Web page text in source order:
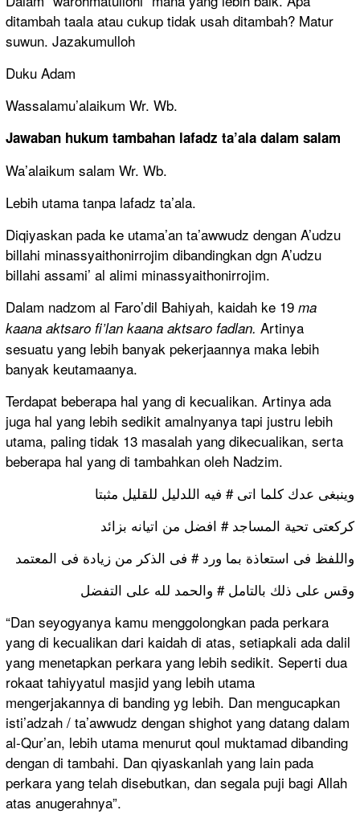
ditambah taala atau cukup tidak usah ditambah? Matur
suwun. Jazakumulloh
Duku Adam
Wassalamu’alaikum Wr. Wb.
Jawaban hukum tambahan lafadz ta’ala dalam salam
Wa’alaikum salam Wr. Wb.
Lebih utama tanpa lafadz ta’ala.
Diqiyaskan pada ke utama’an ta’awwudz dengan A’udzu
billahi minassyaithonirrojim dibandingkan dgn A’udzu
billahi assami’ al alimi minassyaithonirrojim.
Dalam nadzom al Faro’dil Bahiyah, kaidah ke 19 ma
kaana aktsaro fi’lan kaana aktsaro fadlan. Artinya
sesuatu yang lebih banyak pekerjaannya maka lebih
banyak keutamaanya.
Terdapat beberapa hal yang di kecualikan. Artinya ada
juga hal yang lebih sedikit amalnyanya tapi justru lebih
utama, paling tidak 13 masalah yang dikecualikan, serta
beberapa hal yang di tambahkan oleh Nadzim.
وينبغى عدك كلما اتى # فيه اللدليل للقليل مثبتا
كركعتى تحية المساجد # افضل من اتيانه بزائد
واللفظ فى استعاذة بما ورد # فى الذكر من زيادة فى المعتمد
وقس على ذلك بالتامل # والحمد لله على التفضل
“Dan seyogyanya kamu menggolongkan pada perkara
yang di kecualikan dari kaidah di atas, setiapkali ada dalil
yang menetapkan perkara yang lebih sedikit. Seperti dua
rokaat tahiyyatul masjid yang lebih utama
mengerjakannya di banding yg lebih. Dan mengucapkan
isti’adzah / ta’awwudz dengan shighot yang datang dalam
al-Qur’an, lebih utama menurut qoul muktamad dibanding
dengan di tambahi. Dan qiyaskanlah yang lain pada
perkara yang telah disebutkan, dan segala puji bagi Allah
atas anugerahnya”.